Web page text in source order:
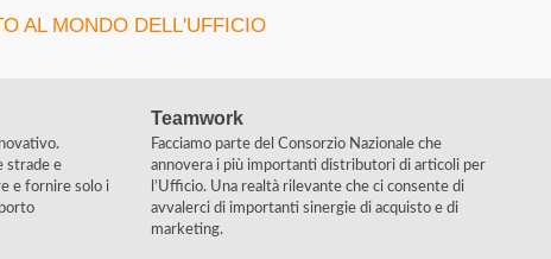
AL MONDO DELL'UFFICIO
strade e
e fornire solo i
Teamwork
Facciamo parte del Consorzio Nazionale che
annovera i più importanti distributori di articoli per
l’Ufficio. Una realtà rilevante che ci consente di
avvalerci di importanti sinergie di acquisto e di
marketing.